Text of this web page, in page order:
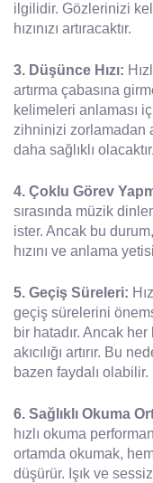
ilgilidir. Gözlerinizi
hızınızı artıracaktır.
3. Düşünce Hızı:
artırma çabasına
kelimeleri anlaması
zihninizi zorlamadan
daha sağlıklı olacaktır.
4. Çoklu Görev
sırasında müzik
ister. Ancak bu
hızını ve anlama
5. Geçiş Süreleri:
geçiş sürelerini
bir hatadır. Ancak
akıcılığı artırır. Bu
bazen faydalı olabilir.
6. Sağlıklı Okuma
hızlı okuma
ortamda okumak,
düşürür. Işık ve